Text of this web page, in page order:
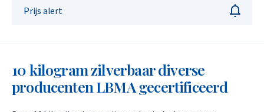
Prijs alert
10 kilogram zilverbaar diverse
producenten LBMA gecertificeerd